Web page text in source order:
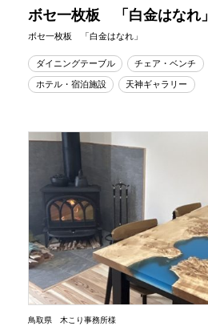
ボセ一枚板 「白金はなれ」
ボセ一枚板 「白金はなれ」
ダイニングテーブル チェア・ベンチ
ホテル・宿泊施設
天神ギャラリー
鳥取県 木こり事務所様